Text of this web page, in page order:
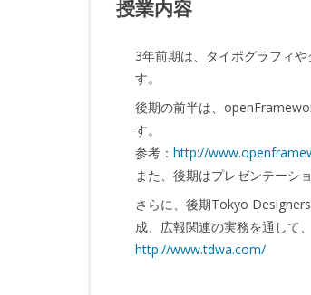
授業内容
3年前期は、タイポグラフィ
す。
後期の前半は、
す。
参考： http://
また、後期はプレゼンテーシ
さらに、後期Tokyo
成、広報関連の実務を通して
http://www.tdwa.com/